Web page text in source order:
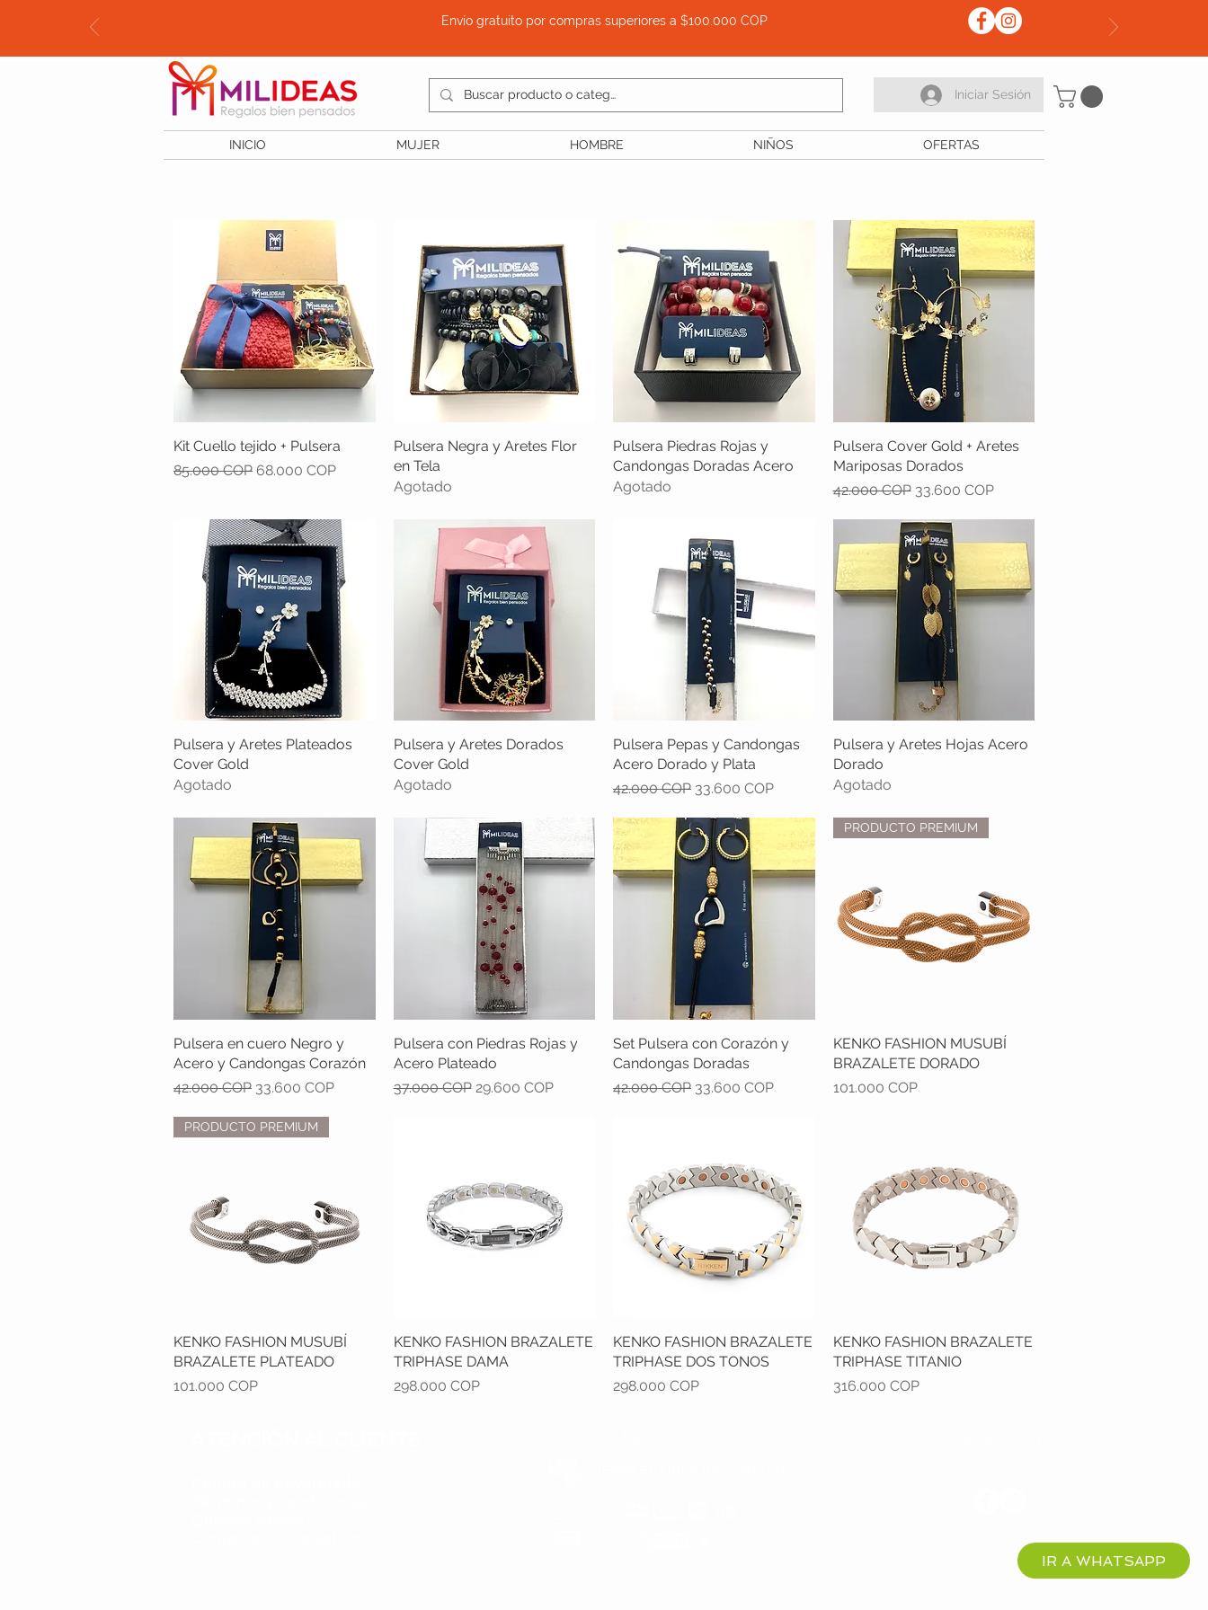
Envío gratuito por compras superiores a $100.000 COP
Iniciar Sesión
INICIO MUJER HOMBRE NIÑOS OFERTAS
Vista rápida
Kit Cuello tejido + Pulsera
Precio
85.000 COP Precio de oferta
68.000 COP
Vista rápida
Pulsera Negra y Aretes Flor
en Tela
Agotado
Vista rápida
Pulsera Piedras Rojas y
Candongas Doradas Acero
Agotado
Vista rápida
Pulsera Cover Gold + Aretes
Mariposas Dorados
Precio
42.000 COP Precio de oferta
33.600 COP
Vista rápida
Pulsera y Aretes Plateados
Cover Gold
Agotado
Vista rápida
Pulsera y Aretes Dorados
Cover Gold
Agotado
Vista rápida
Pulsera Pepas y Candongas
Acero Dorado y Plata
Precio
42.000 COP Precio de oferta
33.600 COP
Vista rápida
Pulsera y Aretes Hojas Acero
Dorado
Agotado
Vista rápida
Pulsera en cuero Negro y
Acero y Candongas Corazón
Precio
42.000 COP Precio de oferta
33.600 COP
Vista rápida
Pulsera con Piedras Rojas y
Acero Plateado
Precio
37.000 COP Precio de oferta
29.600 COP
Vista rápida
Set Pulsera con Corazón y
Candongas Doradas
Precio
42.000 COP Precio de oferta
33.600 COP
Vista rápida
PRODUCTO PREMIUM
KENKO FASHION MUSUBÍ
BRAZALETE DORADO
Precio
101.000 COP
Vista rápida
PRODUCTO PREMIUM
KENKO FASHION MUSUBÍ
BRAZALETE PLATEADO
Precio
101.000 COP
Vista rápida
KENKO FASHION BRAZALETE
TRIPHASE DAMA
Precio
298.000 COP
Vista rápida
KENKO FASHION BRAZALETE
TRIPHASE DOS TONOS
Precio
298.000 COP
Vista rápida
KENKO FASHION BRAZALETE
TRIPHASE TITANIO
Precio
316.000 COP
IR A WHATSAPP